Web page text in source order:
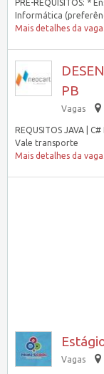
PRÉ-REQUISITOS: *
Informática
Mais detalhes da
PB
Vagas
REQUSITOS JAVA |
Vale transporte
Mais detalhes da
Vagas